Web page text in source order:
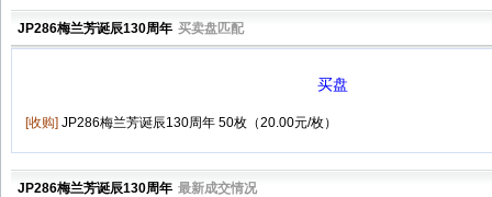
JP286梅兰芳诞辰130周年 买卖盘匹配
买盘
[收购] JP286梅兰芳诞辰130周年 50枚（20.00元/枚）
JP286梅兰芳诞辰130周年 最新成交情况